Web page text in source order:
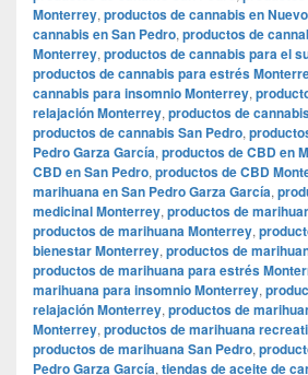
Monterrey, productos de cannabis en
cannabis en San Pedro, productos de
Monterrey, productos de cannabis para el
productos de cannabis para estrés
cannabis para insomnio Monterrey,
relajación Monterrey, productos de
productos de cannabis San Pedro,
Pedro Garza García, productos de CBD en
CBD en San Pedro, productos de CBD
marihuana en San Pedro Garza García,
medicinal Monterrey, productos de
productos de marihuana Monterrey,
bienestar Monterrey, productos de
productos de marihuana para estrés
marihuana para insomnio Monterrey,
relajación Monterrey, productos de
Monterrey, productos de marihuana
productos de marihuana San Pedro,
Pedro Garza García, tiendas de aceite de